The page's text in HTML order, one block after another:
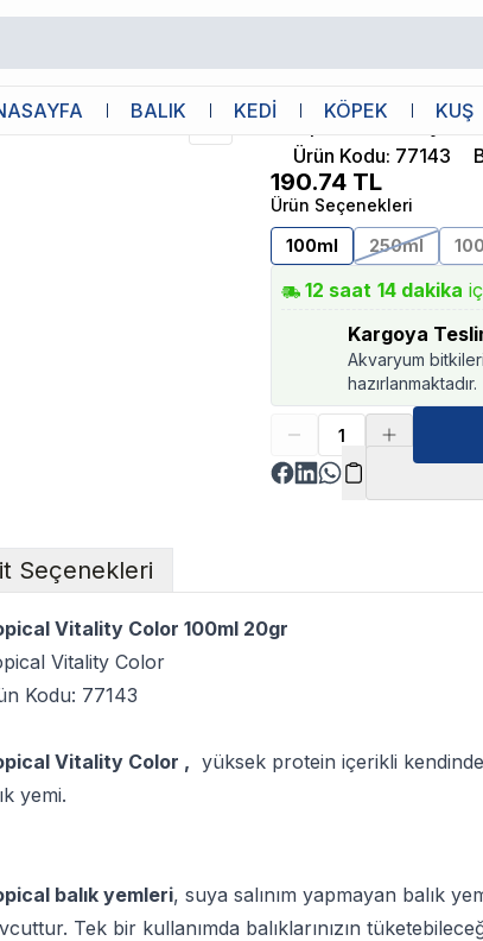
BALIK KEDİ KÖPEK KUŞ
Tropical
Tropical Vitality
Ürün Kodu: 77143
190.74 TL
Ürün Seçenekleri
100ml
250ml
12 saat 14 dakika
Kargoya
Akvaryum
hazırlanmaktadır.
Seçenekleri
Vitality Color 100ml 20gr
Vitality Color
Kodu: 77143
Vitality Color , yüksek protein içerikli
yemi.
balık yemleri, suya salınım yapmayan balık
Tek bir kullanımda balıklarınızın